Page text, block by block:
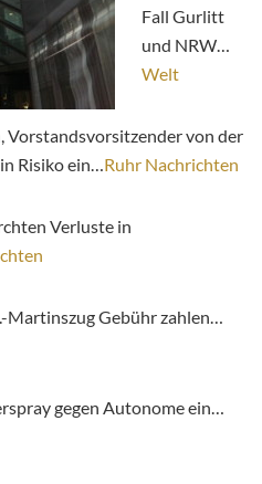
Fall Gurlitt
und NRW…
Welt
Vorstandsvorsitzender von der
Risiko ein…Ruhr Nachrichten
Verluste in
Martinszug Gebühr zahlen…
gegen Autonome ein…